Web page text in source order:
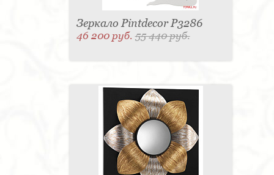
Зеркало Pintdecor P3286
46 200 руб.55 440 руб.